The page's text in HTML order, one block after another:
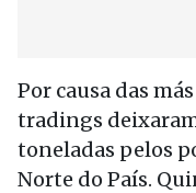
Por causa das
tradings
toneladas pelos
Norte do País.